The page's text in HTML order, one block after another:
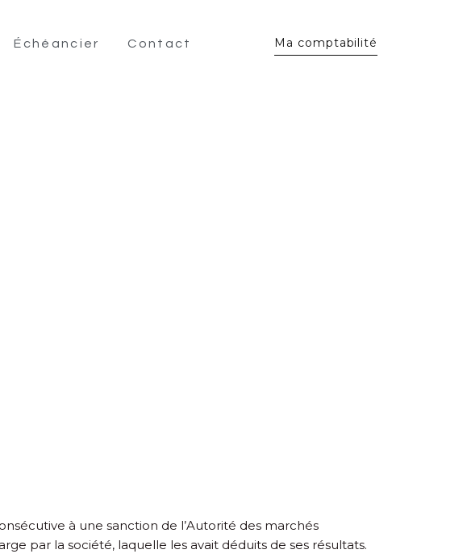
Échéancier Contact Ma comptabilité
à une sanction de l’Autorité des marchés
par la société, laquelle les avait déduits de ses résultats.